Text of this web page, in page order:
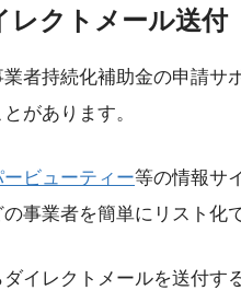
クトメール送
者持続化補助金の申請サ
があります。
ビューティー等の情報サ
事業者を簡単にリスト化
イレクトメールを送付す